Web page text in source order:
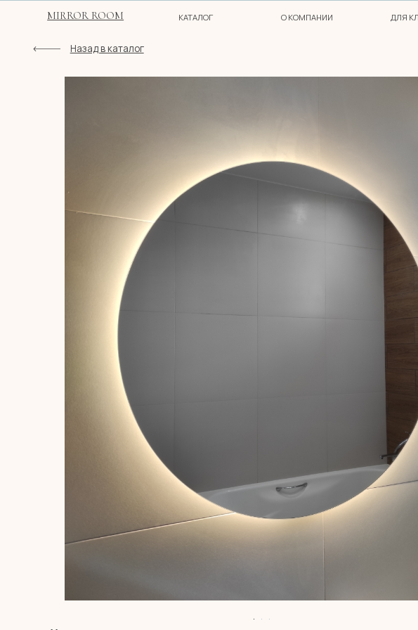
MIRROR ROOM КАТАЛОГ О КОМПАНИИ ДЛЯ КЛИЕНТА
Назад в каталог